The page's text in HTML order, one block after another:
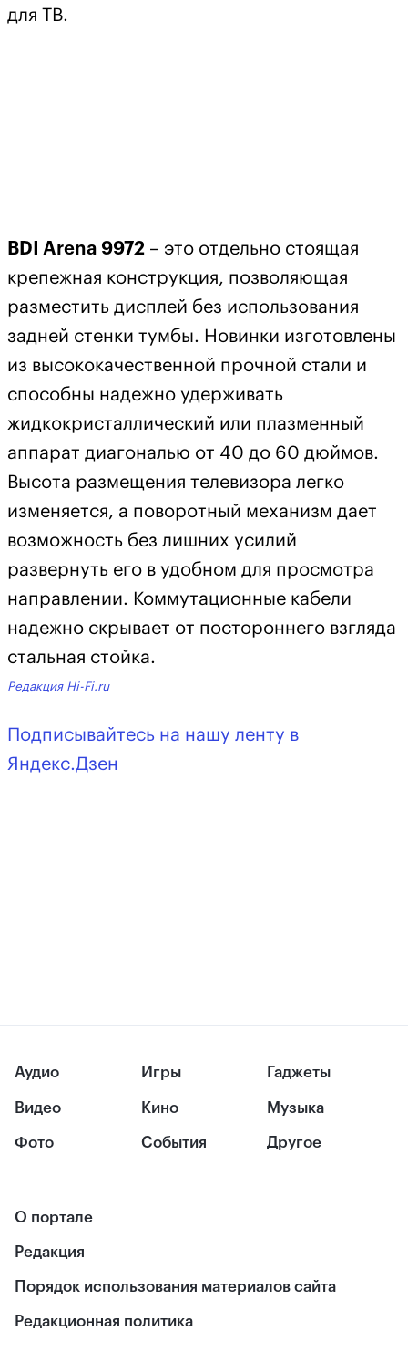
для ТВ.
BDI Arena 9972 – это отдельно стоящая
крепежная конструкция, позволяющая
разместить дисплей без использования
задней стенки тумбы. Новинки изготовлены
из высококачественной прочной стали и
способны надежно удерживать
жидкокристаллический или плазменный
аппарат диагональю от 40 до 60 дюймов.
Высота размещения телевизора легко
изменяется, а поворотный механизм дает
возможность без лишних усилий
развернуть его в удобном для просмотра
направлении. Коммутационные кабели
надежно скрывает от постороннего взгляда
стальная стойка.
Редакция Hi-Fi.ru
Подписывайтесь на нашу ленту в
Яндекс.Дзен
Аудио
Видео
Фото
Игры
Кино
События
Гаджеты
Музыка
Другое
О портале
Редакция
Порядок использования материалов сайта
Редакционная политика